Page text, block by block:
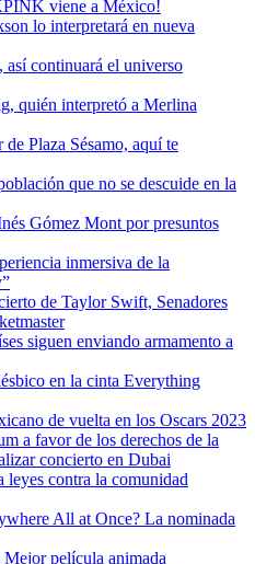
viene a México!
lo interpretará en nueva
así continuará el universo
quién interpretó a Merlina
Plaza Sésamo, aquí te
que no se descuide en la
Gómez Mont por presuntos
inmersiva de la
de Taylor Swift, Senadores
siguen enviando armamento a
en la cinta Everything
de vuelta en los Oscars 2023
a favor de los derechos de la
concierto en Dubai
leyes contra la comunidad
All at Once? La nominada
película animada